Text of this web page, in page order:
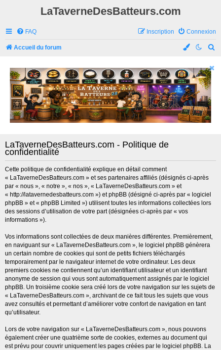
LaTaverneDesBatteurs.com
FAQ Connexion
Inscription
Accueil du forum
r
LaTaverneDesBatteurs.com - Politique de
confidentialité
Cette politique de confidentialité explique en détail comment
« LaTaverneDesBatteurs.com » et ses partenaires affiliés (désignés ci-après
par « nous », « notre », « nos », « LaTaverneDesBatteurs.com » et
« http://latavernedesbatteurs.com ») et phpBB (désigné ci-après par « logiciel
phpBB » et « phpBB Limited ») utilisent toutes les informations collectées lors
des sessions d’utilisation de votre part (désignées ci-après par « vos
informations »).
Vos informations sont collectées de deux manières différentes. Premièrement,
en naviguant sur « LaTaverneDesBatteurs.com », le logiciel phpBB génèrera
un certain nombre de cookies qui sont de petits fichiers téléchargés
temporairement par le navigateur internet de votre ordinateur. Les deux
premiers cookies ne contiennent qu’un identifiant utilisateur et un identifiant
anonyme de session qui vous sont automatiquement assignés par le logiciel
phpBB. Un troisième cookie sera créé lors de votre navigation sur les sujets de
« LaTaverneDesBatteurs.com », archivant de ce fait tous les sujets que vous
avez consultés et permettant d’améliorer votre confort de navigation en tant
qu’utilisateur.
Lors de votre navigation sur « LaTaverneDesBatteurs.com », nous pouvons
également créer une quatrième sorte de cookies, externes au document qui
est prévu pour couvrir uniquement les pages créées par le logiciel phpBB. La